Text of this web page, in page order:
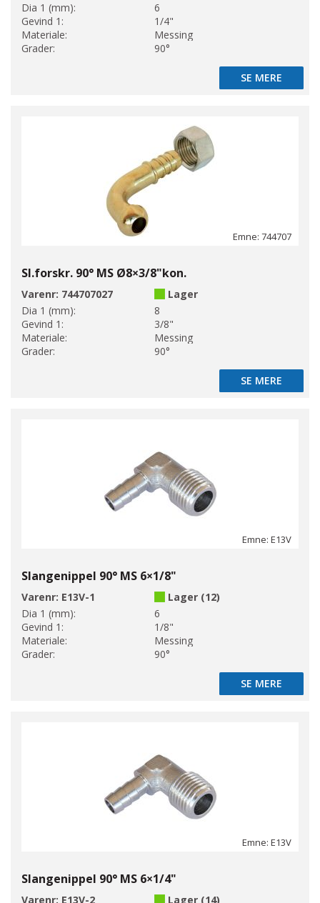
Dia 1 (mm):
6
Gevind 1:
1/4"
Materiale:
Messing
Grader:
90°
SE MERE
SE MERE
Emne: 744707
Sl.forskr. 90° MS Ø8×3/8"kon.
Varenr: 744707027
Lager
Dia 1 (mm):
8
Gevind 1:
3/8"
Materiale:
Messing
Grader:
90°
SE MERE
SE MERE
Emne: E13V
Slangenippel 90° MS 6×1/8"
Varenr: E13V-1
Lager (12)
Dia 1 (mm):
6
Gevind 1:
1/8"
Materiale:
Messing
Grader:
90°
SE MERE
SE MERE
Emne: E13V
Slangenippel 90° MS 6×1/4"
Varenr: E13V-2 Lager (14)